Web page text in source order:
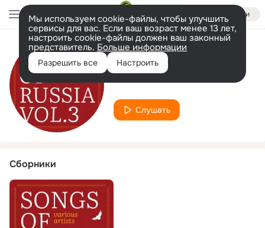
Войти
Мы используем cookie-файлы, чтобы улучшить
сервисы для вас. Если ваш возраст менее 13 лет,
настроить cookie-файлы должен ваш законный
представитель. Больше информации
Разрешить все Настроить
Исполнитель
Fedor Belousov
Слушать
Сборники